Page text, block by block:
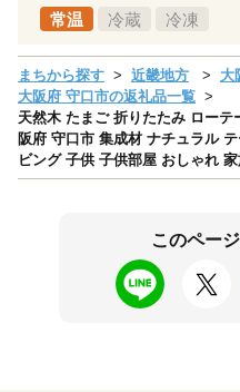
常温 冷蔵 冷凍
まちから探す 近畿地方
大
大阪府 守口市の返礼品一覧
天然木 たまご 折りたたみ ロー
阪府 守口市 集成材 ナチュラル
ビング 子供 子供部屋 おしゃれ
このペー